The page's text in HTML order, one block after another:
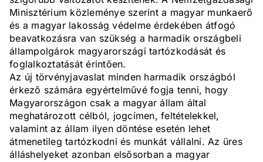
Minisztérium közleménye szerint a magyar munkaerő
és a magyar lakosság védelme érdekében átfogó
beavatkozásra van szükség a harmadik országbeli
állampolgárok magyarországi tartózkodását és
foglalkoztatását érintően.
Az új törvényjavaslat minden harmadik országból
érkező számára egyértelművé fogja tenni, hogy
Magyarországon csak a magyar állam által
meghatározott célból, jogcímen, feltételekkel,
valamint az állam ilyen döntése esetén lehet
átmenetileg tartózkodni és munkát vállalni. Az üres
álláshelyeket azonban elsősorban a magyar